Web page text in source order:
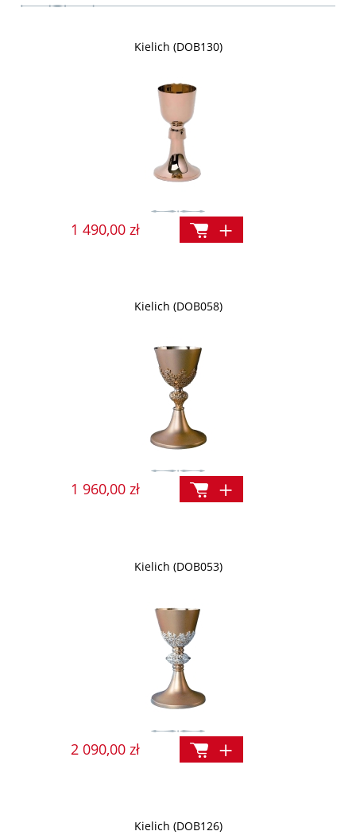
Kielich (DOB130)
1 490,00 zł
Kielich (DOB058)
1 960,00 zł
Kielich (DOB053)
2 090,00 zł
Kielich (DOB126)